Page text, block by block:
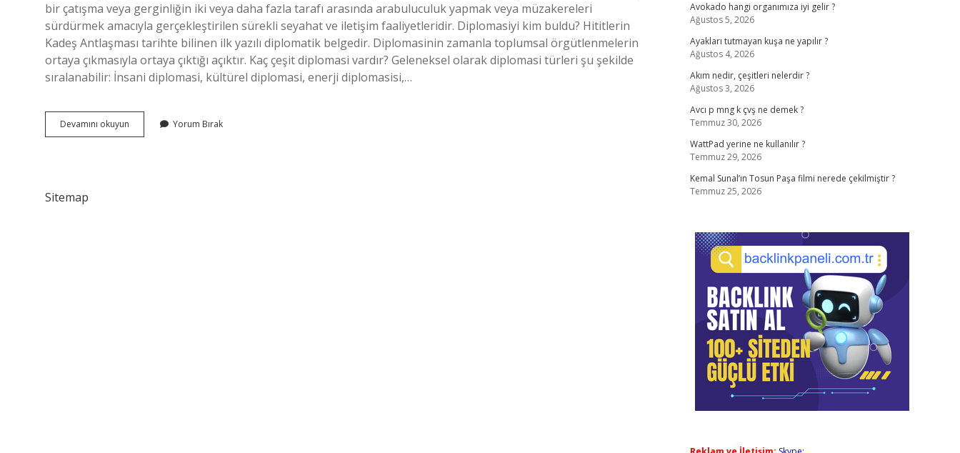
bir çatışma veya gerginliğin iki veya daha fazla tarafı arasında arabuluculuk yapmak veya müzakereleri
sürdürmek amacıyla gerçekleştirilen sürekli seyahat ve iletişim faaliyetleridir. Diplomasiyi kim buldu? Hititlerin
Kadeş Antlaşması tarihte bilinen ilk yazılı diplomatik belgedir. Diplomasinin zamanla toplumsal örgütlenmelerin
ortaya çıkmasıyla ortaya çıktığı açıktır. Kaç çeşit diplomasi vardır? Geleneksel olarak diplomasi türleri şu şekilde
sıralanabilir: İnsani diplomasi, kültürel diplomasi, enerji diplomasisi,…
Devamını okuyun
Diplomasisi
Yorum Bırak
Sitemap
Avokado hangi organımıza iyi gelir ?
Ağustos 5, 2026
Ayakları tutmayan kuşa ne yapılır ?
Ağustos 4, 2026
Akım nedir, çeşitleri nelerdir ?
Ağustos 3, 2026
Avcı p mng k çvş ne demek ?
Temmuz 30, 2026
WattPad yerine ne kullanılır ?
Temmuz 29, 2026
Kemal Sunal’ın Tosun Paşa filmi nerede çekilmiştir ?
Temmuz 25, 2026